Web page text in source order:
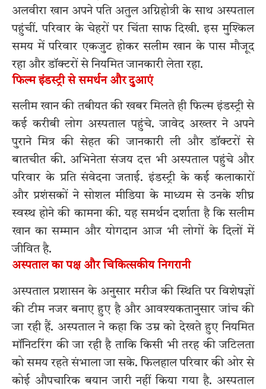
अलवीरा खान अपने पति अतुल अग्निहोत्री के साथ अस्पताल
पहुंचीं. परिवार के चेहरों पर चिंता साफ दिखी. इस मुश्किल
समय में परिवार एकजुट होकर सलीम खान के पास मौजूद
रहा और डॉक्टरों से नियमित जानकारी लेता रहा.
फिल्म इंडस्ट्री से समर्थन और दुआएं
सलीम खान की तबीयत की खबर मिलते ही फिल्म इंडस्ट्री से
कई करीबी लोग अस्पताल पहुंचे. जावेद अख्तर ने अपने
पुराने मित्र की सेहत की जानकारी ली और डॉक्टरों से
बातचीत की. अभिनेता संजय दत्त भी अस्पताल पहुंचे और
परिवार के प्रति संवेदना जताई. इंडस्ट्री के कई कलाकारों
और प्रशंसकों ने सोशल मीडिया के माध्यम से उनके शीघ्र
स्वस्थ होने की कामना की. यह समर्थन दर्शाता है कि सलीम
खान का सम्मान और योगदान आज भी लोगों के दिलों में
जीवित है.
अस्पताल का पक्ष और चिकित्सकीय निगरानी
अस्पताल प्रशासन के अनुसार मरीज की स्थिति पर विशेषज्ञों
की टीम नजर बनाए हुए है और आवश्यकतानुसार जांच की
जा रही हैं. अस्पताल ने कहा कि उम्र को देखते हुए नियमित
मॉनिटरिंग की जा रही है ताकि किसी भी तरह की जटिलता
को समय रहते संभाला जा सके. फिलहाल परिवार की ओर से
कोई औपचारिक बयान जारी नहीं किया गया है. अस्पताल